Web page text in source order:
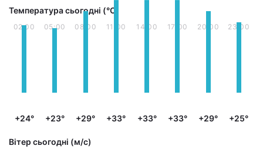
Температура сьогодні (°С)
02:00
+24°
05:00
+23°
08:00
+29°
11:00
+33°
14:00
+33°
17:00
+33°
20:00
+29°
23:00
+25°
Вітер сьогодні (м/с)